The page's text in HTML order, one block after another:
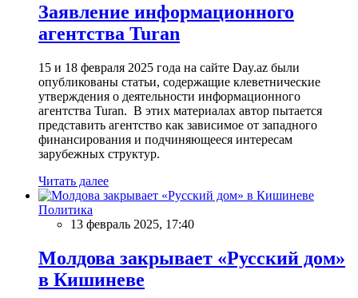
Заявление информационного
агентства Turan
15 и 18 февраля 2025 года на сайте Day.az были
опубликованы статьи, содержащие клеветнические
утверждения о деятельности информационного
агентства Turan. В этих материалах автор пытается
представить агентство как зависимое от западного
финансирования и подчиняющееся интересам
зарубежных структур.
Читать далее
Политика
13 февраль 2025, 17:40
Молдова закрывает «Русский дом»
в Кишиневе